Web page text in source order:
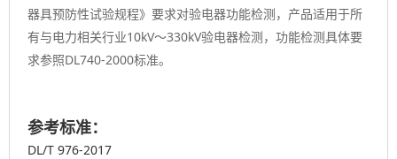
器具预防性试验规程》要求对验电器功能检测，产品适用于所
有与电力相关行业10kV～330kV验电器检测，功能检测具体要
求参照DL740-2000标准。
参考标准：
DL/T 976-2017